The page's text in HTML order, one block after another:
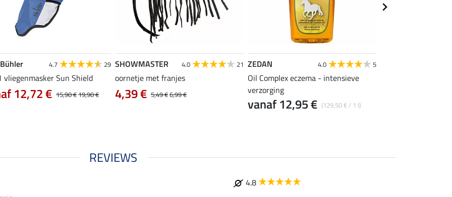
4.7 29
vliegenmasker Sun Shield
15,90 €19,90 €
12,72 €
SHOWMASTER 4.0 21
oornetje met franjes
5,49 €6,99 €
4,39 €
ZEDAN 4.0 5
Oil Complex eczema - intensieve
verzorging
(129,50 € / 1 l)
vanaf 12,95 €
REVIEWS
4.8